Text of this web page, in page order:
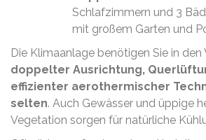
Schlafzimmern und 3
mit großem Garten und
Die Klimaanlage benötigen Sie in
doppelter Ausrichtung,
effizienter aerothermischer
selten. Auch Gewässer und üppige
Vegetation sorgen für natürliche